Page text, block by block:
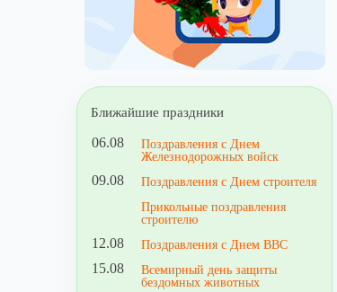
Ближайшие праздники
06.08
Поздравления с Днем
Железнодорожных войск
09.08
Поздравления с Днем строителя
Прикольные поздравления
строителю
12.08 Поздравления с Днем ВВС
15.08
Всемирный день защиты
бездомных животных